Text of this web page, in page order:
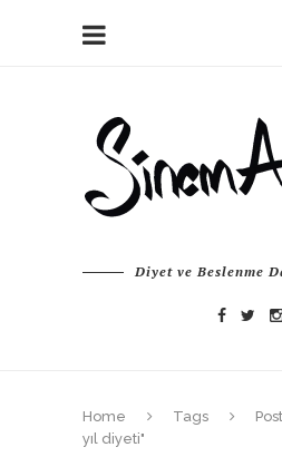
Diyet ve Beslenme
Home Tags
yıl diyeti"